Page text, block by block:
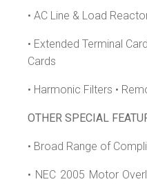
• AC Line & Load
• Extended Terminal
Cards
• Harmonic Filters •
OTHER SPECIAL
• Broad Range of
• NEC 2005 Motor